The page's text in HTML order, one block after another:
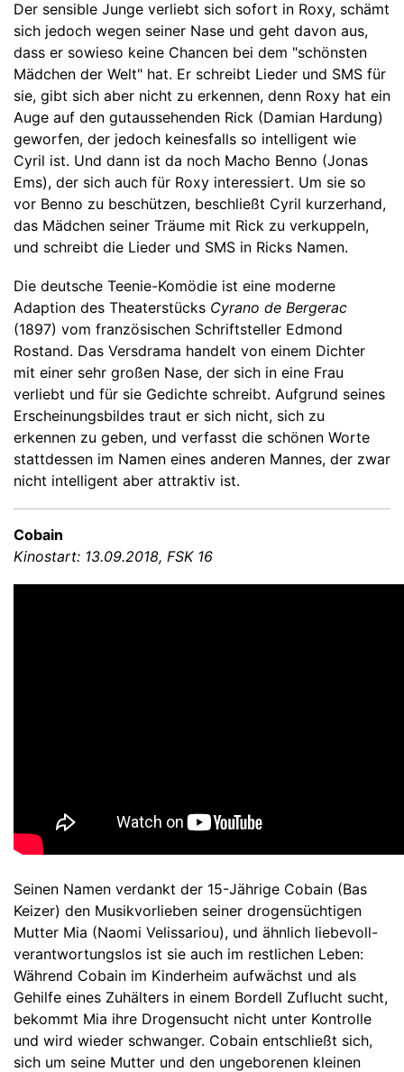
Der sensible Junge verliebt sich sofort in Roxy, schämt
sich jedoch wegen seiner Nase und geht davon aus,
dass er sowieso keine Chancen bei dem "schönsten
Mädchen der Welt" hat. Er schreibt Lieder und SMS für
sie, gibt sich aber nicht zu erkennen, denn Roxy hat ein
Auge auf den gutaussehenden Rick (Damian Hardung)
geworfen, der jedoch keinesfalls so intelligent wie
Cyril ist. Und dann ist da noch Macho Benno (Jonas
Ems), der sich auch für Roxy interessiert. Um sie so
vor Benno zu beschützen, beschließt Cyril kurzerhand,
das Mädchen seiner Träume mit Rick zu verkuppeln,
und schreibt die Lieder und SMS in Ricks Namen.
Die deutsche Teenie-Komödie ist eine moderne
Adaption des Theaterstücks Cyrano de Bergerac
(1897) vom französischen Schriftsteller Edmond
Rostand. Das Versdrama handelt von einem Dichter
mit einer sehr großen Nase, der sich in eine Frau
verliebt und für sie Gedichte schreibt. Aufgrund seines
Erscheinungsbildes traut er sich nicht, sich zu
erkennen zu geben, und verfasst die schönen Worte
stattdessen im Namen eines anderen Mannes, der zwar
nicht intelligent aber attraktiv ist.
Cobain
Kinostart: 13.09.2018, FSK 16
Seinen Namen verdankt der 15-Jährige Cobain (Bas
Keizer) den Musikvorlieben seiner drogensüchtigen
Mutter Mia (Naomi Velissariou), und ähnlich liebevoll-
verantwortungslos ist sie auch im restlichen Leben:
Während Cobain im Kinderheim aufwächst und als
Gehilfe eines Zuhälters in einem Bordell Zuflucht sucht,
bekommt Mia ihre Drogensucht nicht unter Kontrolle
und wird wieder schwanger. Cobain entschließt sich,
sich um seine Mutter und den ungeborenen kleinen